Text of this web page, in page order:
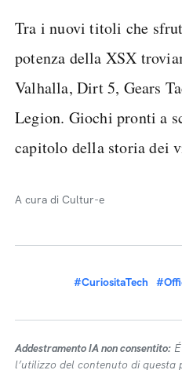
Tra i nuovi titoli che
potenza della XSX
Valhalla, Dirt 5, Gears
Legion. Giochi pronti a
capitolo della storia dei
A cura di Cultur-e
#CuriositaTech
Addestramento IA non consentito:
l’utilizzo del contenuto di questa